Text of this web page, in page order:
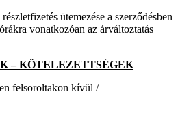
ütemezése a szerződésben
vonatkozóan az árváltoztatás
– KÖTELEZETTSÉGEK
felsoroltakon kívül /